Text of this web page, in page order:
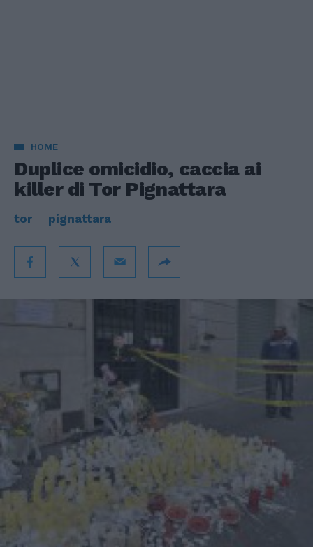
HOME
Duplice omicidio, caccia ai
killer di Tor Pignattara
tor pignattara